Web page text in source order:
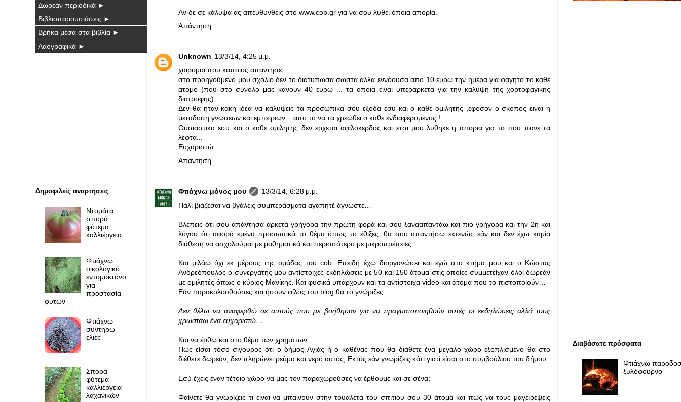
Αν δε σε κάλυψα ας απευθυνθείς στο www.cob.gr για να σου λυθεί όποια απορία.
Απάντηση
Unknown 13/3/14, 4:25 μ.μ.
χαιρομαι που καποιος απαντησε...
στο προηγούμενο μου σχόλιο δεν το διατυπωσα σωστα,αλλα εννοουσα απο 10 ευρω την ημερα για φαγητο το καθε
ατομο (που στο συνολο μας κανουν 40 ευρω ... τα οποια ειναι υπεραρκετα για την καλυψη της χορτοφαγικης
διατροφης).
Δεν θα ηταν κακη ιδεα να καλυψεις τα προσωπικα σου εξοδα εσυ και ο καθε ομιλητης ,εφοσον ο σκοπος ειναι η
μεταδοση γνωσεων και εμπειριων... απο το να τα χρεωθει ο καθε ενδιαφερομενος !
Ουσιαστικα εσυ και ο καθε ομιλητης δεν ερχεται αφιλοκερδος και ετσι μου λυθηκε η απορια για το που πανε τα
λεφτα...
Ευχαριστώ
Απάντηση
Φτιάχνω μόνος μου
13/3/14, 6:28 μ.μ.
Πάλι βιάζεσαι να βγάλεις συμπεράσματα αγαπητέ άγνωστε…
Βλέπεις ότι σου απάντησα αρκετά γρήγορα την πρώτη φορά και σου ξανααπαντάω και πιο γρήγορα και την 2η και
λόγου ότι αφορά εμένα προσωπικά το θέμα όπως το έθιξες, θα σου απαντήσω εκτενώς εάν και δεν έχω καμία
διάθεση να ασχολούμαι με μαθηματικά και περισσότερο με μικροπρέπειες…
Και μιλάω όχι εκ μέρους της ομάδας του cob. Επειδή έχω διοργανώσει και εγώ στο κτήμα μου και ο Κώστας
Ανδρεόπουλος ο συνεργάτης μου αντίστοιχες εκδηλώσεις με 50 και 150 άτομα στις οποίες συμμετείχαν όλοι δωρεάν
με ομιλητές όπως ο κύριος Μανίκης. Και φυσικά υπάρχουν και τα αντίστοιχα video και άτομα που το πιστοποιούν…
Εάν παρακολουθούσες και ήσουν φίλος του blog θα το γνώριζες.
Δεν θέλω να αναφερθώ σε αυτούς που με βοήθησαν για να πραγματοποιηθούν αυτές οι εκδηλώσεις αλλά τους
χρωστάω ένα ευχαριστώ…
Και να έρθω και στο θέμα των χρημάτων…
Πως είσαι τόσο σίγουρος ότι ο δήμος Αγιάς ή ο καθένας που θα διάθετε ένα μεγάλο χώρο εξοπλισμένο θα στο
διέθετε δωρεάν, δεν πληρώνει ρεύμα και νερό αυτός; Εκτός εάν γνωρίζεις κάτι γιατί είσαι στο συμβούλιου του δήμου.
Εσύ έχεις έναν τέτοιο χώρο να μας τον παραχωρούσες να έρθουμε και σε σένα;
Φαίνετε θα γνωρίζεις τι είναι να μπαίνουν στην τουαλέτα του σπιτιού σου 30 άτομα και πώς να τους μαγειρέψεις
Δωρεάν περιοδικά ►
Βιβλιοπαρουσιάσεις ►
Βρήκα μέσα στα βιβλία ►
Λαογραφικά ►
Δημοφιλείς αναρτήσεις
Ντομάτα:
σπορά
φύτεμα
καλλιέργεια
Φτιάχνω
οικολογικό
εντομοκτόνο
για
προστασία
φυτών
Φτιάχνω
συντηρώ
ελιές
Σπορά
φύτεμα
καλλιέργεια
λαχανικών
Διαβάσατε πρόσφατα
Φτιάχνω
ξυλόφουρνο